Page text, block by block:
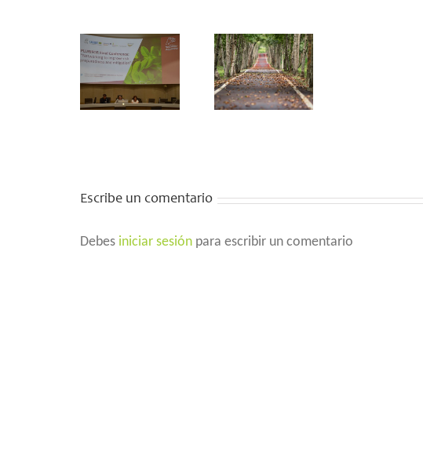
to our
forests,
let’s
increase
Escribe un comentario
Debes iniciar sesión para escribir un comentario